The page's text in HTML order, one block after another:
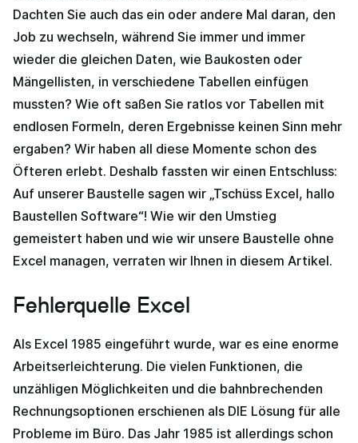
Dachten Sie auch das ein oder andere Mal daran, den
Job zu wechseln, während Sie immer und immer
wieder die gleichen Daten, wie Baukosten oder
Mängellisten, in verschiedene Tabellen einfügen
mussten? Wie oft saßen Sie ratlos vor Tabellen mit
endlosen Formeln, deren Ergebnisse keinen Sinn mehr
ergaben? Wir haben all diese Momente schon des
Öfteren erlebt. Deshalb fassten wir einen Entschluss:
Auf unserer Baustelle sagen wir „Tschüss Excel, hallo
Baustellen Software“! Wie wir den Umstieg
gemeistert haben und wie wir unsere Baustelle ohne
Excel managen, verraten wir Ihnen in diesem Artikel.
Fehlerquelle Excel
Als Excel 1985 eingeführt wurde, war es eine enorme
Arbeitserleichterung. Die vielen Funktionen, die
unzähligen Möglichkeiten und die bahnbrechenden
Rechnungsoptionen erschienen als DIE Lösung für alle
Probleme im Büro. Das Jahr 1985 ist allerdings schon